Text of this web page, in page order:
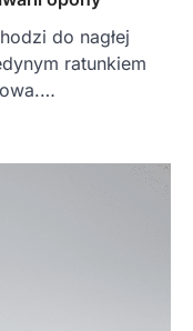
do nagłej
ratunkiem